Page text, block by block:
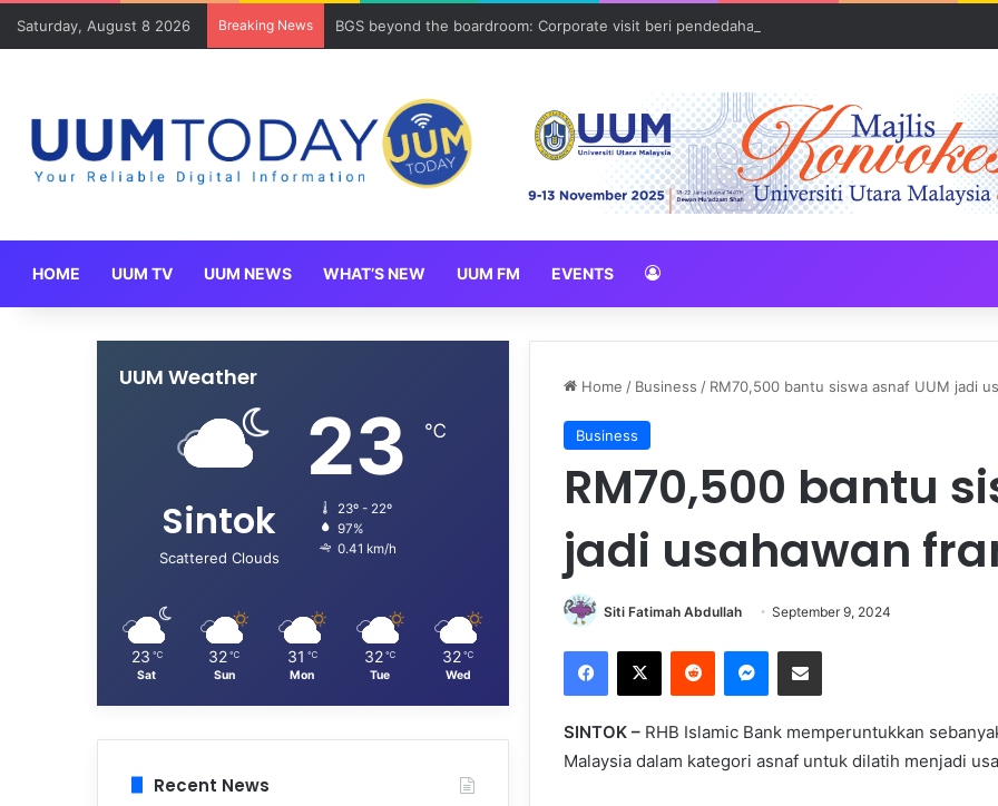
Saturday, August 8 2026 Breaking News BGS beyond the boardroom: Corporate visit beri pendedahan dunia korporat kepada PELAJAR
HOME UUM TV UUM NEWS WHAT’S NEW UUM FM EVENTS
Home / Business / RM70,500 bantu siswa asnaf UUM jadi
Business
RM70,500 bantu
jadi usahawan
Siti Fatimah Abdullah September 9, 2024
SINTOK – RHB Islamic Bank memperuntukkan
Malaysia dalam kategori asnaf untuk dilatih menjadi
UUM Weather
Sintok
Scattered Clouds
23 ℃
23º - 22º
97%
0.41 km/h
23 ℃
Sat
32 ℃
Sun
31 ℃
Mon
32 ℃
Tue
32 ℃
Wed
Recent News